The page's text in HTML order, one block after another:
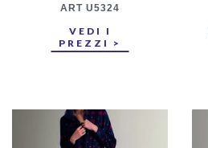
ART U5324
VEDI I
PREZZI >